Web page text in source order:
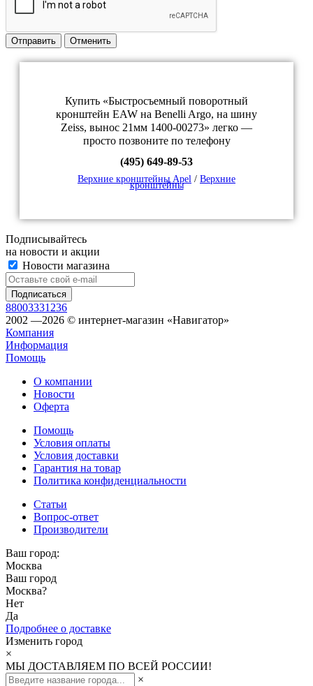
Отправить Отменить
Купить «Быстросъемный поворотный
кронштейн EAW на Benelli Argo, на шину
Zeiss, вынос 21мм 1400-00273» легко —
просто позвоните по телефону
(495) 649-89-53
Верхние кронштейны Apel / Верхние
кронштейны
Подписывайтесь
на новости и акции
Новости магазина
88003331236
2002 —2026 © интернет-магазин «Навигатор»
Компания
Информация
Помощь
О компании
Новости
Оферта
Помощь
Условия оплаты
Условия доставки
Гарантия на товар
Политика конфиденциальности
Статьи
Вопрос-ответ
Производители
Ваш город:
Москва
Ваш город
Москва?
Нет
Да
Подробнее о доставке
Изменить город
×
МЫ ДОСТАВЛЯЕМ ПО ВСЕЙ РОССИИ!
×